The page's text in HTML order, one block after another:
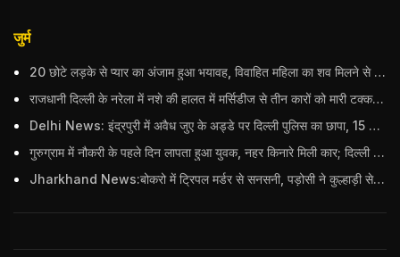
जुर्म
20 छोटे लड़के से प्यार का अंजाम हुआ भयावह, विवाहित महिला का शव मिलने से मचा हड़कंप
राजधानी दिल्ली के नरेला में नशे की हालत में मर्सिडीज से तीन कारों को मारी टक्कर, बुजुर्ग महिला की मौत; हिरासत में आरोपी
Delhi News: इंद्रपुरी में अवैध जुए के अड्डे पर दिल्ली पुलिस का छापा, 15 जुआरियों को पकड़ा; ₹3.61 लाख नकद और अन्य सामान बरामद
गुरुग्राम में नौकरी के पहले दिन लापता हुआ युवक, नहर किनारे मिली कार; दिल्ली पुलिस ने दर्ज की FIR
Jharkhand News:बोकरो में ट्रिपल मर्डर से सनसनी, पड़ोसी ने कुल्हाड़ी से पति-पत्नी और बहु की हत्या की